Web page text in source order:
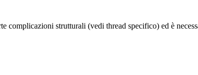
strutturali (vedi thread specifico) ed è